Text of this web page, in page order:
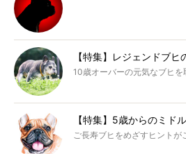
【特集】レジェンドブ
10歳オーバーの元気なブヒを
【特集】5歳からのミド
ご長寿ブヒをめざすヒントが